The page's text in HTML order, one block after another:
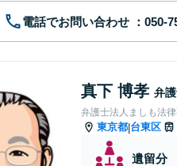
電話でお問い合わせ
真下 博孝 弁
弁護士法人ましも法
東京都|台東区
遺留分